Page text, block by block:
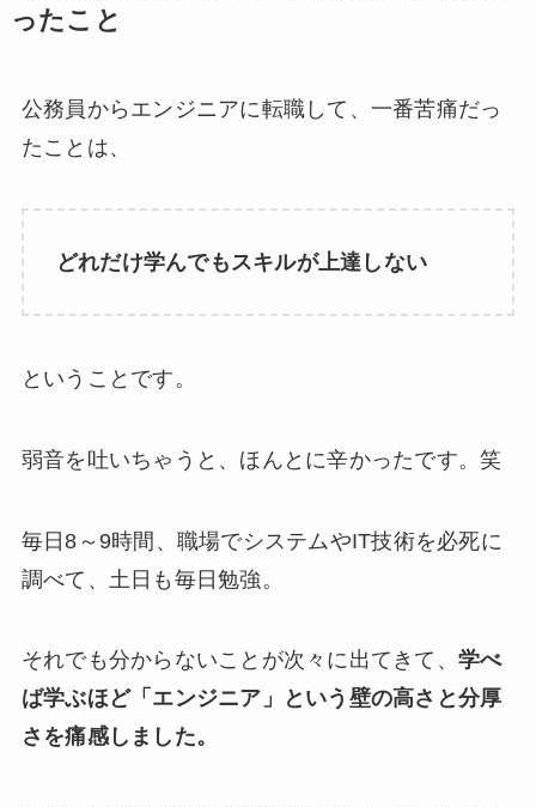
ったこと
公務員からエンジニアに転職して、一番苦痛だっ
たことは、
どれだけ学んでもスキルが上達しない
ということです。
弱音を吐いちゃうと、ほんとに辛かったです。笑
毎日8～9時間、職場でシステムやIT技術を必死に
調べて、土日も毎日勉強。
それでも分からないことが次々に出てきて、 学べ
ば学ぶほど「エンジニア」という壁の高さと分厚
さを痛感しました。